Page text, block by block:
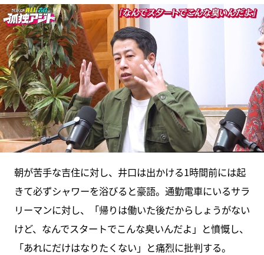
朝が苦手な吉住に対し、井口は出かける1時間前には起
きて必ずシャワーを浴びると豪語。通勤電車にいるサラ
リーマンに対し、「帰りは働いた後だからしょうがない
けど、なんでスタートでこんな臭いんだよ」と憤慨し、
「あれにだけはなりたくない」と痛烈に批判する。